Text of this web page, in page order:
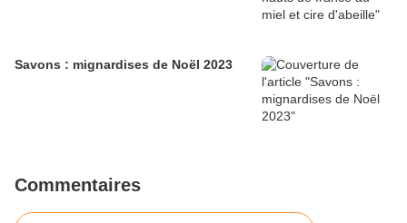
Savons : mignardises de Noël 2023
Commentaires